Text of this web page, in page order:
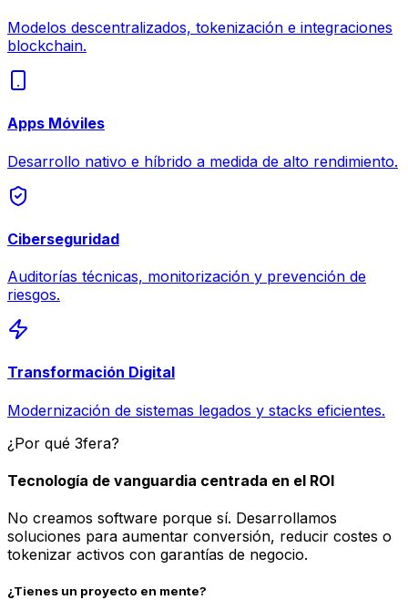
Modelos descentralizados, tokenización e integraciones
blockchain.
Apps Móviles
Desarrollo nativo e híbrido a medida de alto rendimiento.
Ciberseguridad
Auditorías técnicas, monitorización y prevención de
riesgos.
Transformación Digital
Modernización de sistemas legados y stacks eficientes.
¿Por qué 3fera?
Tecnología de vanguardia centrada en el ROI
No creamos software porque sí. Desarrollamos
soluciones para aumentar conversión, reducir costes o
tokenizar activos con garantías de negocio.
¿Tienes un proyecto en mente?